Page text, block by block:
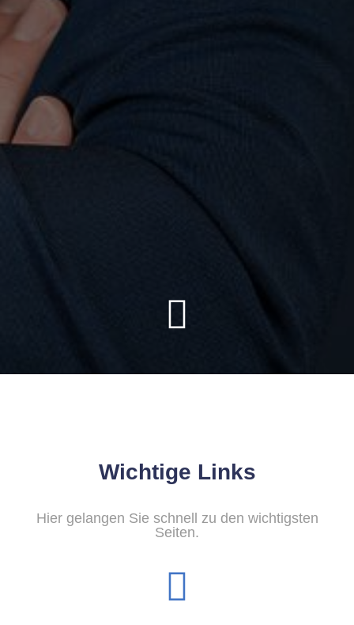
Wichtige Links
Hier gelangen Sie schnell zu den wichtigsten
Seiten.